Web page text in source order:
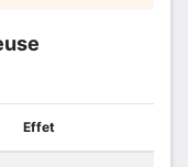
Effet